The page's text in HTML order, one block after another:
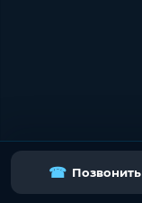
☎ Позвонить